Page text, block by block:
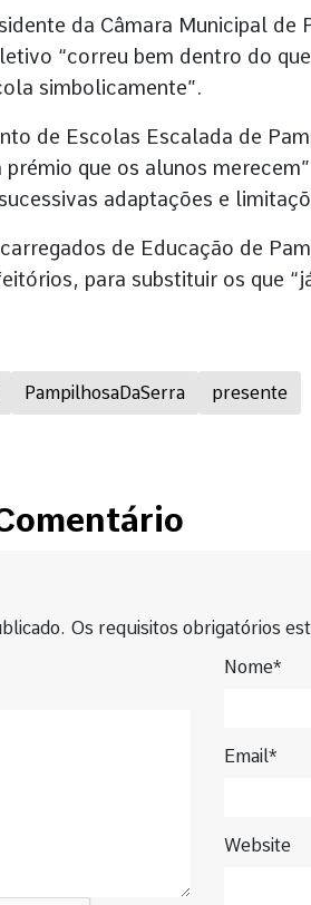
PampilhosaDaSerra presente
da Câmara Municipal de
“correu bem dentro do
simbolicamente”.
de Escolas Escalada de
prémio que os alunos
adaptações e
de Educação de
para substituir os que
Os requisitos obrigatórios
Nome*
Email*
Website